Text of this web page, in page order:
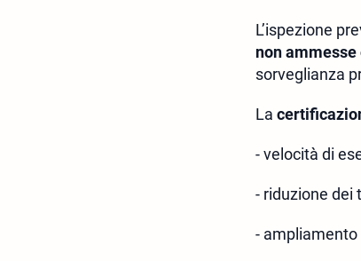
L’ispezione
non
sorveglianza
La
- velocità di
- riduzione dei
- ampliamento